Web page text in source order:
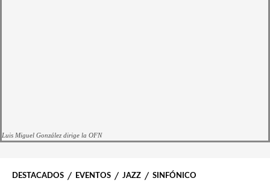
Luis Miguel González dirige la OFN
DESTACADOS EVENTOS JAZZ SINFÓNICO